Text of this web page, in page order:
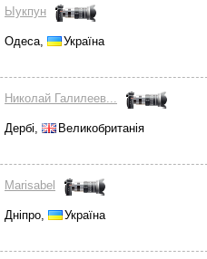
Ыукпун
Одеса, Україна
Николай Галилеев...
Дербі, Великобританія
Marisabel
Дніпро, Україна